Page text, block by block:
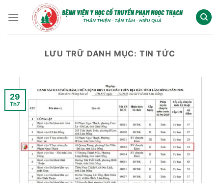
đến
LƯU TRỮ DANH MỤC: TIN TỨC
29
Th7